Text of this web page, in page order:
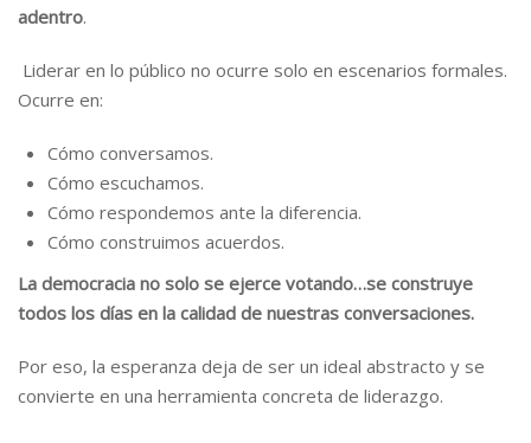
adentro.
Liderar en lo público no ocurre solo en escenarios formales.
Ocurre en:
Cómo conversamos.
Cómo escuchamos.
Cómo respondemos ante la diferencia.
Cómo construimos acuerdos.
La democracia no solo se ejerce votando…se construye
todos los días en la calidad de nuestras conversaciones.
Por eso, la esperanza deja de ser un ideal abstracto y se
convierte en una herramienta concreta de liderazgo.